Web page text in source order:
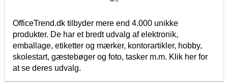
OfficeTrend.dk tilbyder mere end 4.000 unikke
produkter. De har et bredt udvalg af elektronik,
emballage, etiketter og mærker, kontorartikler, hobby,
skolestart, gæstebøger og foto, tasker m.m. Klik her for
at se deres udvalg.